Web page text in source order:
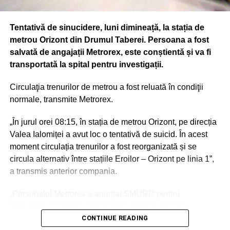
Tentativă de sinucidere, luni dimineață, la stația de
metrou Orizont din Drumul Taberei. Persoana a fost
salvată de angajații Metrorex, este conștientă și va fi
transportată la spital pentru investigații.
Circulaţia trenurilor de metrou a fost reluată în condiţii
normale, transmite Metrorex.
„În jurul orei 08:15, în stația de metrou Orizont, pe direcția
Valea Ialomiței a avut loc o tentativă de suicid. În acest
moment circulația trenurilor a fost reorganizată și se
circula alternativ între stațiile Eroilor – Orizont pe linia 1”,
a transmis anterior compania.
abilitate împreună cu Metrorex vor deschide o anchetă de
CONTINUE READING